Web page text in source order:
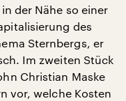
der Nähe so einer
des
Sternbergs, er
Im zweiten Stück
Christian Maske
vor, welche Kosten